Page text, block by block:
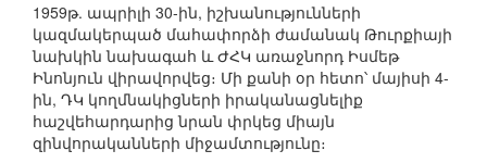
1959թ. ապրիլի 30-ին, իշխանությունների
կազմակերպած մահափորձի ժամանակ Թուրքիայի
նախկին նախագահ և ԺՀԿ առաջնորդ Իսմեթ
Ինոնյուն վիրավորվեց։ Մի քանի օր հետո՝ մայիսի 4-
ին, ԴԿ կողմնակիցների իրականացնելիք
հաշվեհարդարից նրան փրկեց միայն
զինվորականների միջամտությունը։